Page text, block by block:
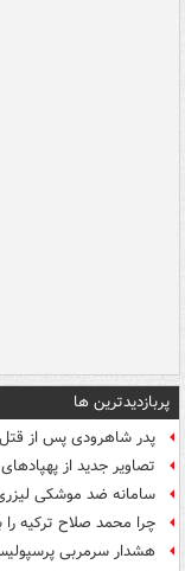
پربازدیدترین ها
پدر شاهرودی پس از
تصاویر جدید از
سامانه ضد موشکی
چرا محمد صلاح ترکیه را
هشدار سرمربی